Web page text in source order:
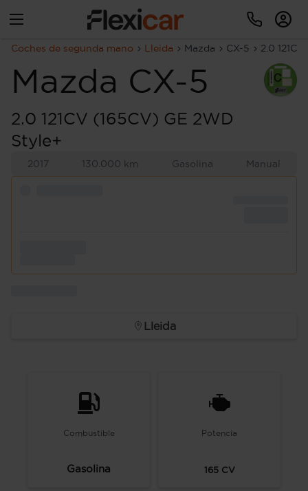
Coches de segunda mano Lleida Mazda CX-5 2.0
Mazda CX-5
2.0 121CV (165CV) GE 2WD
Style+
2017 130.000 km Gasolina Manual
Lleida
Combustible
Gasolina
Potencia
165CV